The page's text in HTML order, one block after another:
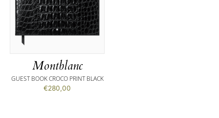
Montblanc
GUEST BOOK CROCO PRINT BLACK
€280,00